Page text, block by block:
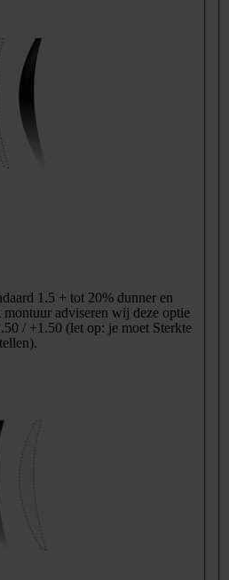
1.5 + tot 20% dunner en
/ +1.50 (let op: je moet Sterkte